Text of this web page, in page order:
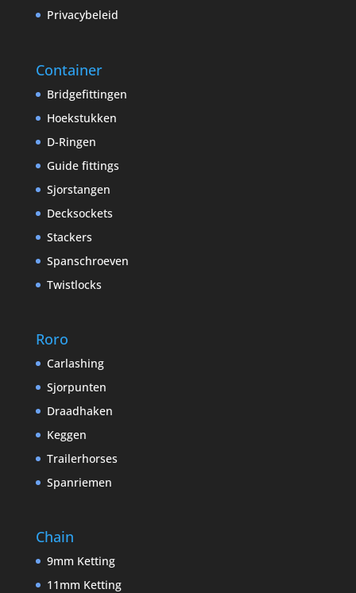
Privacybeleid
Container
Bridgefittingen
Hoekstukken
D-Ringen
Guide fittings
Sjorstangen
Decksockets
Stackers
Spanschroeven
Twistlocks
Roro
Carlashing
Sjorpunten
Draadhaken
Keggen
Trailerhorses
Spanriemen
Chain
9mm Ketting
11mm Ketting